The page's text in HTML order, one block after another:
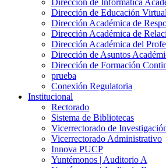
Dirección de Informática
Dirección de Educación Virtual
Dirección Académica de
Dirección Académica de
Dirección Académica del
Dirección de Asuntos
Dirección de Formación
prueba
Conexión Regulatoria
Institucional
Rectorado
Sistema de Bibliotecas
Vicerrectorado de
Vicerrectorado Administrativo
Innova PUCP
Yuntémonos | Auditorio A